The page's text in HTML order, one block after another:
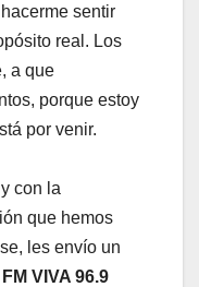
sentir
real. Los
a que
porque estoy
por venir.
con la
que hemos
les envío un
FM VIVA 96.9